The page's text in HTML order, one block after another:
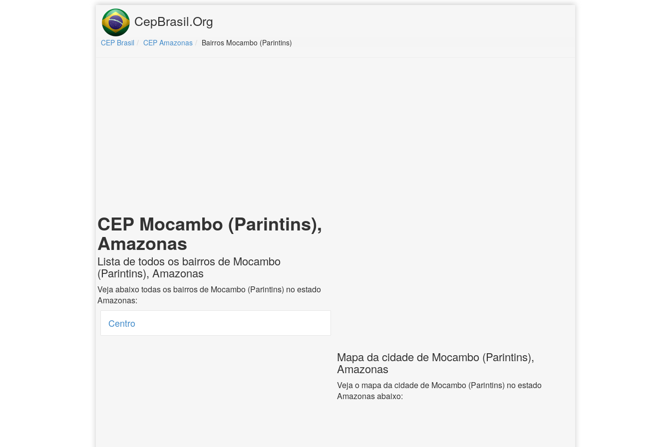
CepBrasil.Org
CEP Brasil CEP Amazonas Bairros Mocambo (Parintins)
CEP Mocambo (Parintins),
Amazonas
Lista de todos os bairros de Mocambo
(Parintins), Amazonas
Veja abaixo todas os bairros de Mocambo (Parintins) no estado
Amazonas:
Centro
Mapa da cidade de Mocambo (Parintins),
Amazonas
Veja o mapa da cidade de Mocambo (Parintins) no estado
Amazonas abaixo: